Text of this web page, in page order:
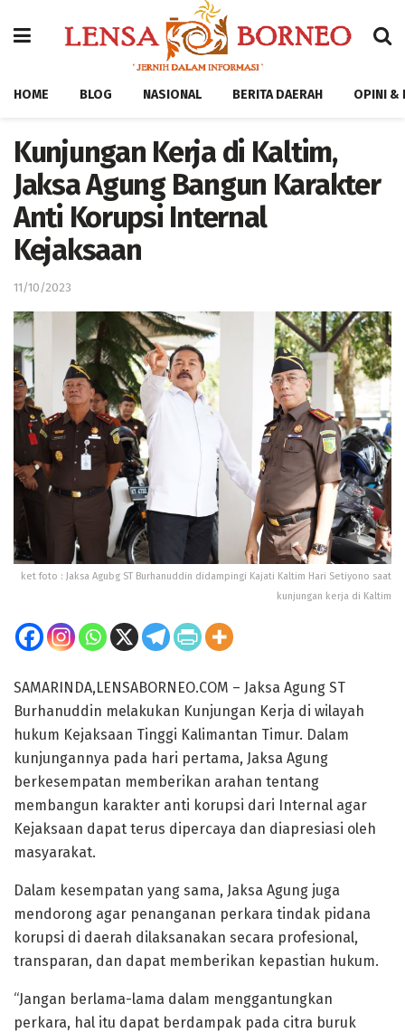
HOME BLOG NASIONAL BERITA DAERAH OPINI &
Kunjungan Kerja di Kaltim,
Jaksa Agung Bangun Karakter
Anti Korupsi Internal
Kejaksaan
11/10/2023
ket foto : Jaksa Agubg ST Burhanuddin didampingi Kajati Kaltim Hari Setiyono saat
kunjungan kerja di Kaltim
SAMARINDA,LENSABORNEO.COM – Jaksa Agung ST
Burhanuddin melakukan Kunjungan Kerja di wilayah
hukum Kejaksaan Tinggi Kalimantan Timur. Dalam
kunjungannya pada hari pertama, Jaksa Agung
berkesempatan memberikan arahan tentang
membangun karakter anti korupsi dari Internal agar
Kejaksaan dapat terus dipercaya dan diapresiasi oleh
masyarakat.
Dalam kesempatan yang sama, Jaksa Agung juga
mendorong agar penanganan perkara tindak pidana
korupsi di daerah dilaksanakan secara profesional,
transparan, dan dapat memberikan kepastian hukum.
“Jangan berlama-lama dalam menggantungkan
perkara, hal itu dapat berdampak pada citra buruk